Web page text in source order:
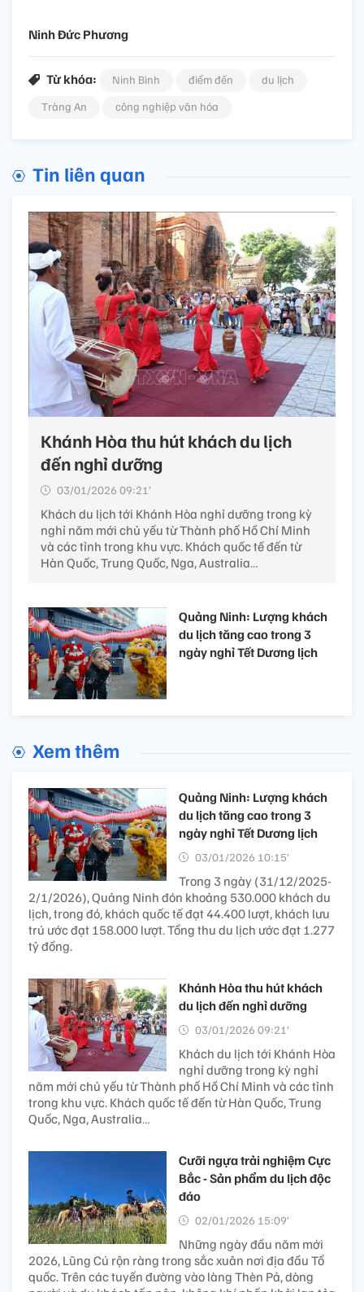
Ninh Đức Phương
Từ khóa: Ninh Bình điểm đến
du lịch
Tràng An
công nghiệp văn hóa
Tin liên quan
Khánh Hòa thu hút khách du lịch
đến nghỉ dưỡng
03/01/2026 09:21’
Khách du lịch tới Khánh Hòa nghỉ dưỡng trong kỳ
nghỉ năm mới chủ yếu từ Thành phố Hồ Chí Minh
và các tỉnh trong khu vực. Khách quốc tế đến từ
Hàn Quốc, Trung Quốc, Nga, Australia…
Quảng Ninh: Lượng khách
du lịch tăng cao trong 3
ngày nghỉ Tết Dương lịch
Xem thêm
Quảng Ninh: Lượng khách
du lịch tăng cao trong 3
ngày nghỉ Tết Dương lịch
03/01/2026 10:15’
Trong 3 ngày (31/12/2025-
2/1/2026), Quảng Ninh đón khoảng 530.000 khách du
lịch, trong đó, khách quốc tế đạt 44.400 lượt, khách lưu
trú ước đạt 158.000 lượt. Tổng thu du lịch ước đạt 1.277
tỷ đồng.
Khánh Hòa thu hút khách
du lịch đến nghỉ dưỡng
03/01/2026 09:21’
Khách du lịch tới Khánh Hòa
nghỉ dưỡng trong kỳ nghỉ
năm mới chủ yếu từ Thành phố Hồ Chí Minh và các tỉnh
trong khu vực. Khách quốc tế đến từ Hàn Quốc, Trung
Quốc, Nga, Australia…
Cưỡi ngựa trải nghiệm Cực
Bắc - Sản phẩm du lịch độc
đáo
02/01/2026 15:09’
Những ngày đầu năm mới
2026, Lũng Cú rộn ràng trong sắc xuân nơi địa đầu Tổ
quốc. Trên các tuyến đường vào làng Thèn Pả, dòng